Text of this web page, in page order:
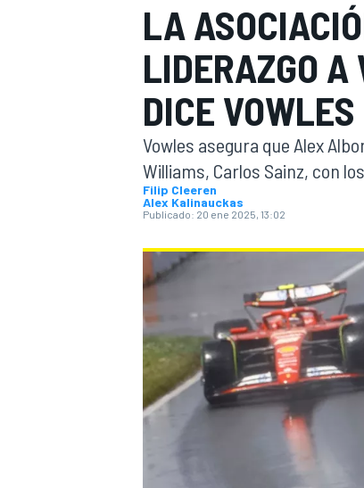
WEC
LA
LIDERAZGO
DICE VOWLES
Vowles asegura que Alex
Williams, Carlos Sainz, con
Filip Cleeren
Alex Kalinauckas
Publicado: 20 ene 2025, 13:02